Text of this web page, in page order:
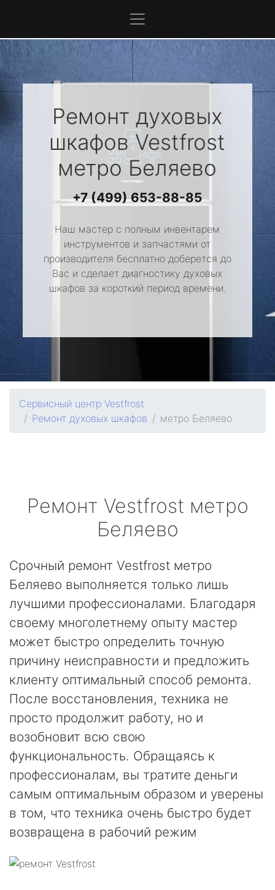
Ремонт духовых
шкафовVestfrost
метро Беляево
+7 (499) 653-88-85
Наш мастер с полным инвентарем
инструментов и запчастями от
производителя бесплатно доберется до
Вас и сделает диагностику духовых
шкафов за короткий период времени.
Сервисный центр Vestfrost
Ремонт духовых шкафов
метро Беляево
Ремонт Vestfrost метро
Беляево
Срочный ремонт Vestfrost метро
Беляево выполняется только лишь
лучшими профессионалами. Благодаря
своему многолетнему опыту мастер
может быстро определить точную
причину неисправности и предложить
клиенту оптимальный способ ремонта.
После восстановления, техника не
просто продолжит работу, но и
возобновит всю свою
функциональность. Обращаясь к
профессионалам, вы тратите деньги
самым оптимальным образом и уверены
в том, что техника очень быстро будет
возвращена в рабочий режим